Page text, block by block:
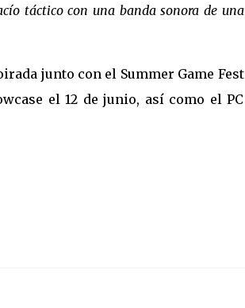
táctico con una banda sonora de una
junto con el Summer Game Fest
el 12 de junio, así como el PC